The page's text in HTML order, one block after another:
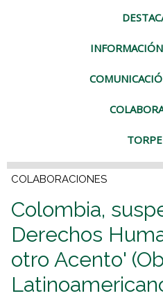
COLABORACIONES
Colombia,
Derechos
otro Acento'